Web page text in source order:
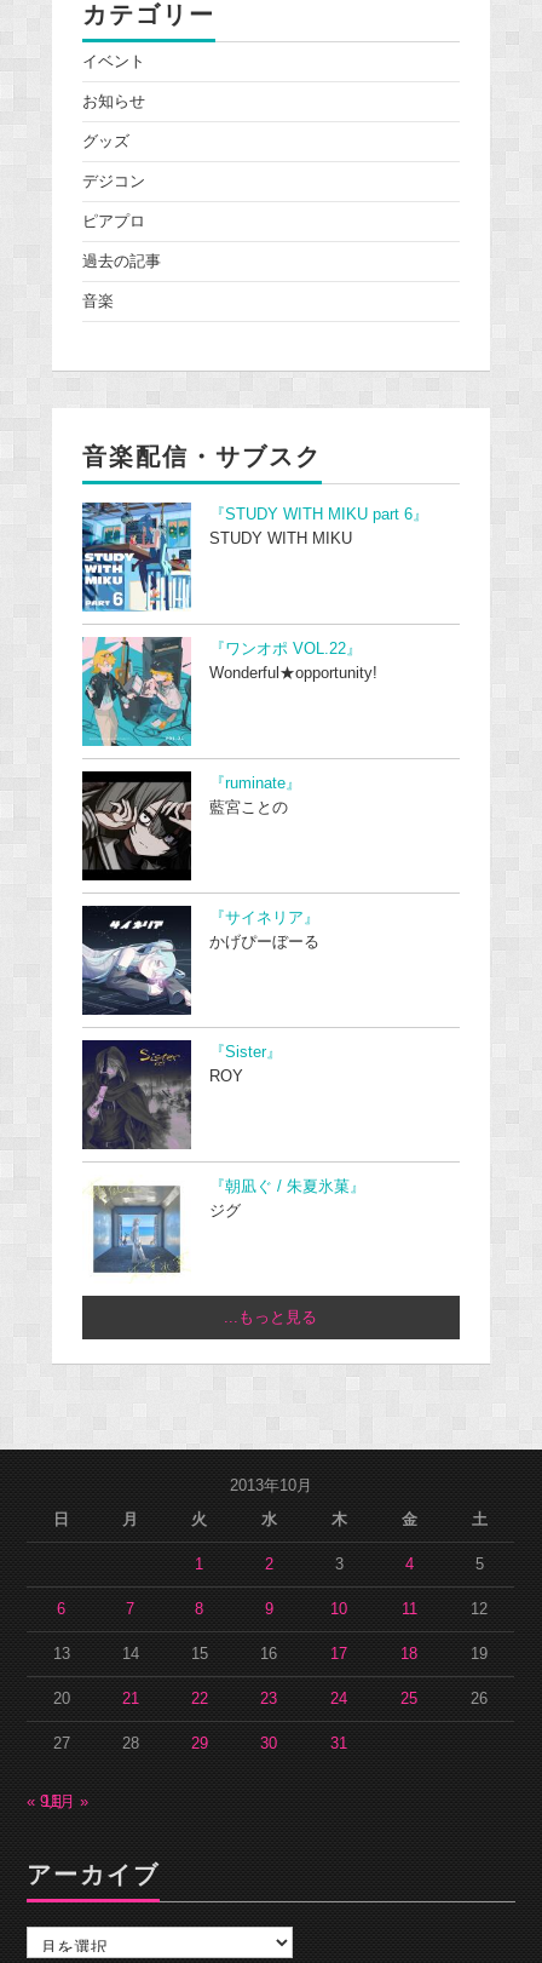
カテゴリー
イベント
お知らせ
グッズ
デジコン
ピアプロ
過去の記事
音楽
音楽配信・サブスク
『STUDY WITH MIKU part 6』
STUDY WITH MIKU
『ワンオポ VOL.22』
Wonderful★opportunity!
『ruminate』
藍宮ことの
『サイネリア』
かげぴーぼーる
『Sister』
ROY
『朝凪ぐ / 朱夏氷菓』
ジグ
...もっと見る
2013年10月
日
月 火 水 木 金 土
1 2 3 4 5
6 7 8 9 10 11 12
13 14 15 16 17 18 19
20 21 22 23 24 25 26
27 28 29 30 31
« 9月
11月 »
アーカイブ